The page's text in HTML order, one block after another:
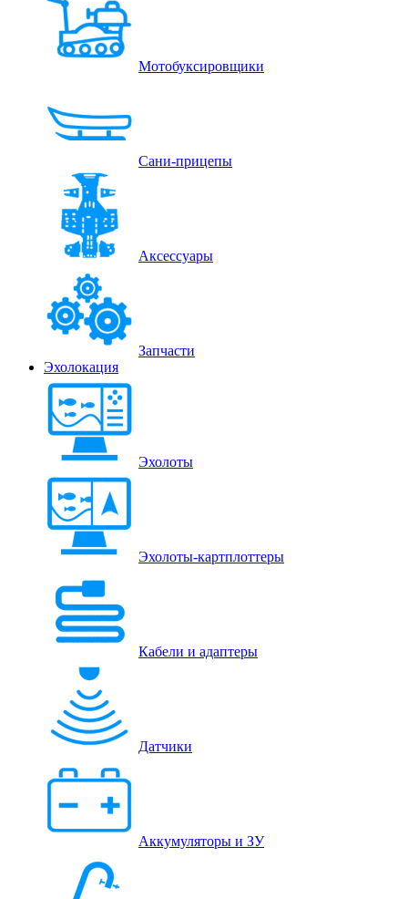
Мотобуксировщики
Сани-прицепы
Аксессуары
Запчасти
Эхолокация
Эхолоты
Эхолоты-картплоттеры
Кабели и адаптеры
Датчики
Аккумуляторы и ЗУ